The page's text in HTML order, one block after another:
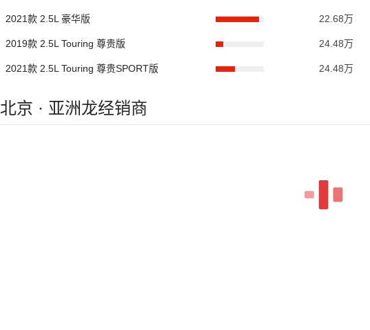
2021款 2.5L 豪华版 22.68万
2019款 2.5L Touring 尊贵版 24.48万
2021款 2.5L Touring 尊贵SPORT版 24.48万
北京 · 亚洲龙经销商